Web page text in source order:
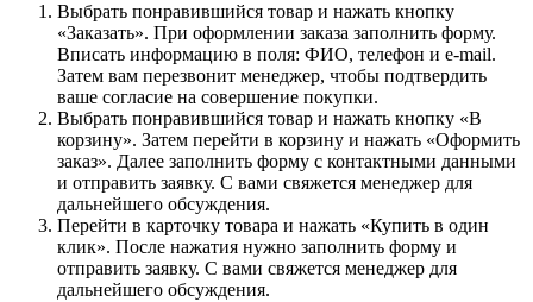
Выбрать понравившийся товар и нажать кнопку
«Заказать». При оформлении заказа заполнить форму.
Вписать информацию в поля: ФИО, телефон и e-mail.
Затем вам перезвонит менеджер, чтобы подтвердить
ваше согласие на совершение покупки.
Выбрать понравившийся товар и нажать кнопку «В
корзину». Затем перейти в корзину и нажать «Оформить
заказ». Далее заполнить форму с контактными данными
и отправить заявку. С вами свяжется менеджер для
дальнейшего обсуждения.
Перейти в карточку товара и нажать «Купить в один
клик». После нажатия нужно заполнить форму и
отправить заявку. С вами свяжется менеджер для
дальнейшего обсуждения.